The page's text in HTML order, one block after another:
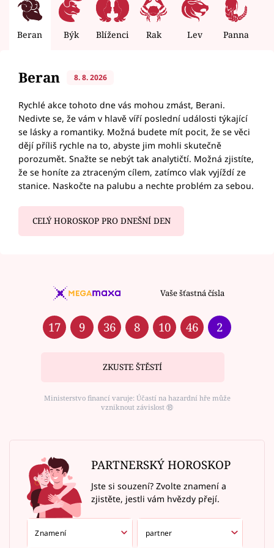
Beran Býk Blíženci Rak Lev Panna
Beran 8. 8. 2026
Rychlé akce tohoto dne vás mohou zmást, Berani.
Nedivte se, že vám v hlavě víří poslední události týkající
se lásky a romantiky. Možná budete mít pocit, že se věci
dějí příliš rychle na to, abyste jim mohli skutečně
porozumět. Snažte se nebýt tak analytičtí. Možná zjistíte,
že se honíte za ztraceným cílem, zatímco vlak vyjíždí ze
stanice. Naskočte na palubu a nechte problém za sebou.
CELÝ HOROSKOP PRO DNEŠNÍ DEN
Vaše šťastná čísla
17 9 36 8 10 46 2
ZKUSTE ŠTĚSTÍ
Ministerstvo financí varuje: Účastí na hazardní hře může
vzniknout závislost ⑱
PARTNERSKÝ HOROSKOP
Jste si souzení? Zvolte znamení a
zjistěte, jestli vám hvězdy přejí.